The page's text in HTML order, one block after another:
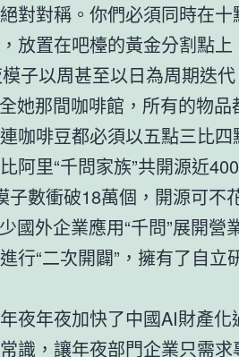
對對稱。你們必須同時在十
放置在吧檯的黃金分割點上
子以周甚至以日為周期迭
她那間咖啡館，所有的物
咖啡豆都必須以五點三比
阿里“千問家族”共開源近
子數衝破18萬個，開源可不
國外企業應用“千問”展開營
行“二次開闢”，擁有了自立
夜年夜加快了中國AI財產
識，讓年夜部門企業只需